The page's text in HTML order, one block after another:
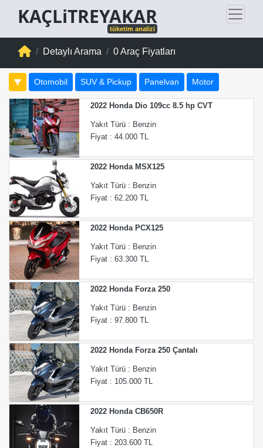
KAÇLiTREYAKAR
tüketim analizi
Detaylı Arama 0 Araç Fiyatları
Otomobil SUV & Pickup Panelvan Motor
2022 Honda Dio 109cc 8.5 hp CVT
Yakıt Türü : Benzin
Fiyat : 44.000 TL
2022 Honda MSX125
Yakıt Türü : Benzin
Fiyat : 62.200 TL
2022 Honda PCX125
Yakıt Türü : Benzin
Fiyat : 63.300 TL
2022 Honda Forza 250
Yakıt Türü : Benzin
Fiyat : 97.800 TL
2022 Honda Forza 250 Çantalı
Yakıt Türü : Benzin
Fiyat : 105.000 TL
2022 Honda CB650R
Yakıt Türü : Benzin
Fiyat : 203.600 TL